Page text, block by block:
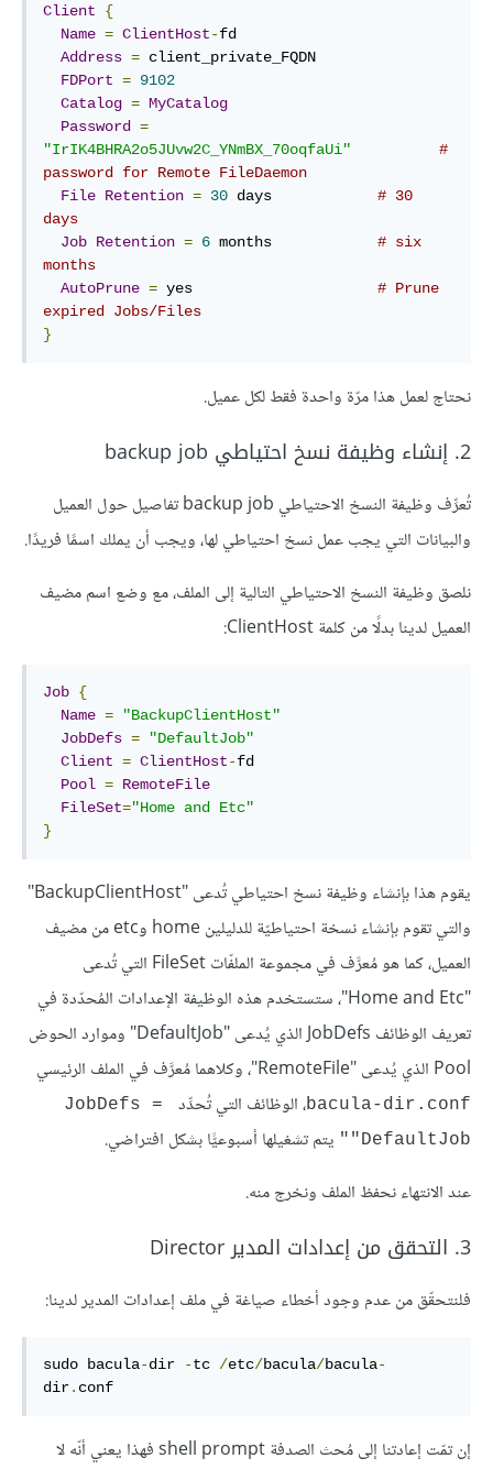
Client
{
Name = ClientHost-fd
Address = client_private_FQDN
FDPort = 9102
Catalog = MyCatalog
Password
=
"IrIK4BHRA2o5JUvw2C_YNmBX_70oqfaUi"
#
password for Remote FileDaemon
File Retention = 30 days # 30
days
Job Retention = 6 months # six
months
AutoPrune = yes # Prune
expired Jobs/Files
}
نحتاج لعمل هذا مرّة واحدة فقط لكل عميل.
2. إنشاء وظيفة نسخ احتياطي backup job
تُعرِّف وظيفة النسخ الاحتياطي backup job تفاصيل حول العميل
والبيانات التي يجب عمل نسخ احتياطي لها، ويجب أن يملك اسمًا فريدًا.
نلصق وظيفة النسخ الاحتياطي التالية إلى الملف، مع وضع اسم مضيف
العميل لدينا بدلًا من كلمة ClientHost:
Job {
Name =
"BackupClientHost"
JobDefs =
"DefaultJob"
Client = ClientHost-fd
Pool = RemoteFile
FileSet="Home and Etc"
}
يقوم هذا بإنشاء وظيفة نسخ احتياطي تُدعى "BackupClientHost"
والتي تقوم بإنشاء نسخة احتياطيّة للدليلين home وetc من مضيف
العميل، كما هو مُعرَّف في مجموعة الملفّات FileSet التي تُدعى
"Home and Etc"، ستستخدم هذه الوظيفة الإعدادات المُحدّدة في
تعريف الوظائف JobDefs الذي يُدعى "DefaultJob" وموارد الحوض
Pool الذي يُدعى "RemoteFile"، وكلاهما مُعرَّف في الملف الرئيسي
bacula-dir.conf، الوظائف التي تُحدِّد
JobDefs =
"DefaultJob"
يتم تشغيلها أسبوعيًّا بشكل افتراضي.
عند الانتهاء نحفظ الملف ونخرج منه.
3. التحقق من إعدادات المدير Director
فلنتحقّق من عدم وجود أخطاء صياغة في ملف إعدادات المدير لدينا:
sudo bacula-dir -tc /etc/bacula/bacula-
dir. conf
إن تمّت إعادتنا إلى مُحث الصدفة shell prompt فهذا يعني أنّه لا